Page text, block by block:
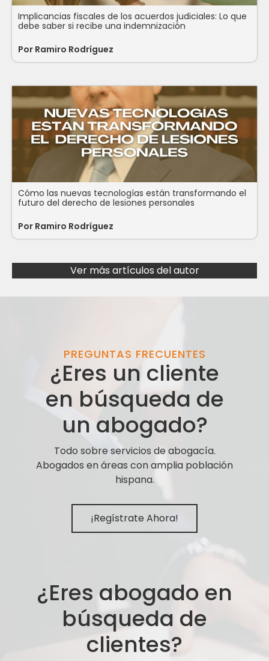
Implicancias fiscales de los acuerdos judiciales: Lo que
debe saber si recibe una indemnización
Por Ramiro Rodríguez
Cómo las nuevas tecnologías están transformando el
futuro del derecho de lesiones personales
Por Ramiro Rodríguez
Ver más artículos del autor
PREGUNTAS FRECUENTES
¿Eres un cliente
en búsqueda de
un abogado?
Todo sobre servicios de abogacía.
Abogados en áreas con amplia población
hispana.
¡Regístrate Ahora!
¿Eres abogado en
búsqueda de
clientes?